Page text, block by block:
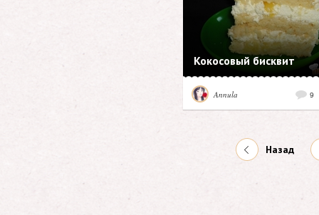
Кокосовый бисквит
9
Annula
Назад